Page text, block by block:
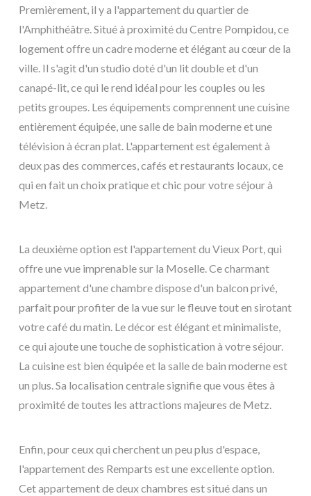
Premièrement, il y a l'appartement du quartier de
l'Amphithéâtre. Situé à proximité du Centre Pompidou, ce
logement offre un cadre moderne et élégant au cœur de la
ville. Il s'agit d'un studio doté d'un lit double et d'un
canapé-lit, ce qui le rend idéal pour les couples ou les
petits groupes. Les équipements comprennent une cuisine
entièrement équipée, une salle de bain moderne et une
télévision à écran plat. L'appartement est également à
deux pas des commerces, cafés et restaurants locaux, ce
qui en fait un choix pratique et chic pour votre séjour à
Metz.
La deuxième option est l'appartement du Vieux Port, qui
offre une vue imprenable sur la Moselle. Ce charmant
appartement d'une chambre dispose d'un balcon privé,
parfait pour profiter de la vue sur le fleuve tout en sirotant
votre café du matin. Le décor est élégant et minimaliste,
ce qui ajoute une touche de sophistication à votre séjour.
La cuisine est bien équipée et la salle de bain moderne est
un plus. Sa localisation centrale signifie que vous êtes à
proximité de toutes les attractions majeures de Metz.
Enfin, pour ceux qui cherchent un peu plus d'espace,
l'appartement des Remparts est une excellente option.
Cet appartement de deux chambres est situé dans un